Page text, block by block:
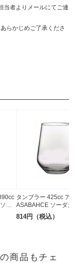
当者よりメールにてご連
らかじめご了承くださ
ー
タンブラー 425cc ア
ASABAHCE ソーダ
814円（税込）
商品もチェ